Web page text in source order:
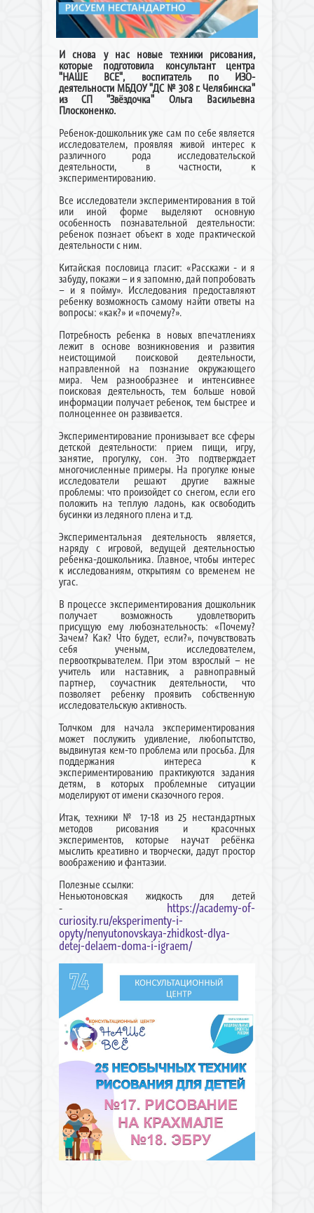
И снова у нас новые техники рисования,
которые подготовила консультант центра
"НАШЕ ВСЕ", воспитатель по ИЗО-
деятельности МБДОУ "ДС № 308 г. Челябинска"
из СП "Звёздочка" Ольга Васильевна
Плосконенко.
Ребенок-дошкольник уже сам по себе является
исследователем, проявляя живой интерес к
различного рода исследовательской
деятельности, в частности, к
экспериментированию.
Все исследователи экспериментирования в той
или иной форме выделяют основную
особенность познавательной деятельности:
ребенок познает объект в ходе практической
деятельности с ним.
Китайская пословица гласит: «Расскажи - и я
забуду, покажи – и я запомню, дай попробовать
– и я пойму». Исследования предоставляют
ребенку возможность самому найти ответы на
вопросы: «как?» и «почему?».
Потребность ребенка в новых впечатлениях
лежит в основе возникновения и развития
неистощимой поисковой деятельности,
направленной на познание окружающего
мира. Чем разнообразнее и интенсивнее
поисковая деятельность, тем больше новой
информации получает ребенок, тем быстрее и
полноценнее он развивается.
Экспериментирование пронизывает все сферы
детской деятельности: прием пищи, игру,
занятие, прогулку, сон. Это подтверждает
многочисленные примеры. На прогулке юные
исследователи решают другие важные
проблемы: что произойдет со снегом, если его
положить на теплую ладонь, как освободить
бусинки из ледяного плена и т.д.
Экспериментальная деятельность является,
наряду с игровой, ведущей деятельностью
ребенка-дошкольника. Главное, чтобы интерес
к исследованиям, открытиям со временем не
угас.
В процессе экспериментирования дошкольник
получает возможность удовлетворить
присущую ему любознательность: «Почему?
Зачем? Как? Что будет, если?», почувствовать
себя ученым, исследователем,
первооткрывателем. При этом взрослый – не
учитель или наставник, а равноправный
партнер, соучастник деятельности, что
позволяет ребенку проявить собственную
исследовательскую активность.
Толчком для начала экспериментирования
может послужить удивление, любопытство,
выдвинутая кем-то проблема или просьба. Для
поддержания интереса к
экспериментированию практикуются задания
детям, в которых проблемные ситуации
моделируют от имени сказочного героя.
Итак, техники № 17-18 из 25 нестандартных
методов рисования и красочных
экспериментов, которые научат ребёнка
мыслить креативно и творчески, дадут простор
воображению и фантазии.
Полезные ссылки:
Неньютоновская жидкость для детей
- https://academy-of-
curiosity.ru/eksperimenty-i-
opyty/nenyutonovskaya-zhidkost-dlya-
detej-delaem-doma-i-igraem/